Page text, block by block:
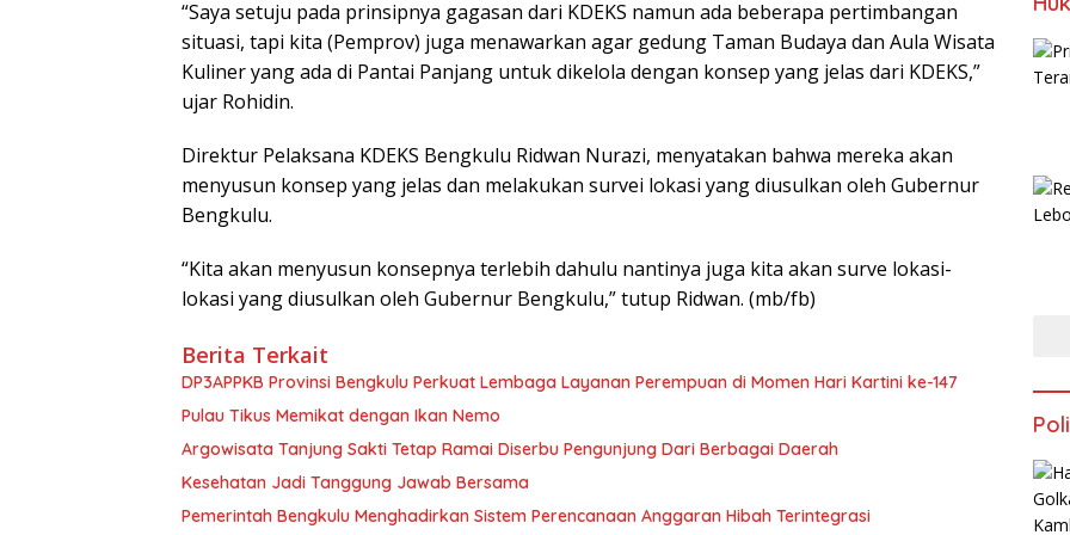
“Saya setuju pada prinsipnya gagasan dari KDEKS namun ada beberapa pertimbangan
situasi, tapi kita (Pemprov) juga menawarkan agar gedung Taman Budaya dan Aula Wisata
Kuliner yang ada di Pantai Panjang untuk dikelola dengan konsep yang jelas dari KDEKS,”
ujar Rohidin.
Direktur Pelaksana KDEKS Bengkulu Ridwan Nurazi, menyatakan bahwa mereka akan
menyusun konsep yang jelas dan melakukan survei lokasi yang diusulkan oleh Gubernur
Bengkulu.
“Kita akan menyusun konsepnya terlebih dahulu nantinya juga kita akan surve lokasi-
lokasi yang diusulkan oleh Gubernur Bengkulu,” tutup Ridwan. (mb/fb)
Berita Terkait
DP3APPKB Provinsi Bengkulu Perkuat Lembaga Layanan Perempuan di Momen Hari Kartini ke-147
Pulau Tikus Memikat dengan Ikan Nemo
Argowisata Tanjung Sakti Tetap Ramai Diserbu Pengunjung Dari Berbagai Daerah
Kesehatan Jadi Tanggung Jawab Bersama
Pemerintah Bengkulu Menghadirkan Sistem Perencanaan Anggaran Hibah Terintegrasi